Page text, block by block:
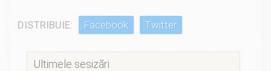
DISTRIBUIE: Facebook Twitter
Ultimele sesizări